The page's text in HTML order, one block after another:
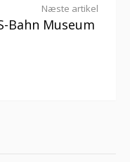
Næste artikel
Bahn Museum